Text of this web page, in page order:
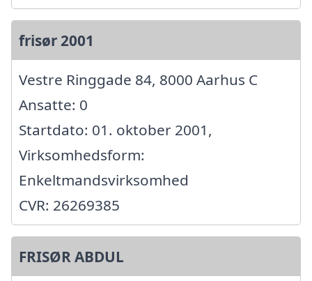
frisør 2001
Vestre Ringgade 84, 8000 Aarhus C
Ansatte: 0
Startdato: 01. oktober 2001,
Virksomhedsform:
Enkeltmandsvirksomhed
CVR: 26269385
FRISØR ABDUL